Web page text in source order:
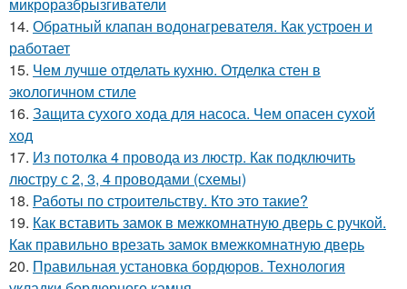
микроразбрызгиватели
14. Обратный клапан водонагревателя. Как устроен и
работает
15. Чем лучше отделать кухню. Отделка стен в
экологичном стиле
16. Защита сухого хода для насоса. Чем опасен сухой
ход
17. Из потолка 4 провода из люстр. Как подключить
люстру с 2, 3, 4 проводами (схемы)
18. Работы по строительству. Кто это такие?
19. Как вставить замок в межкомнатную дверь с ручкой.
Как правильно врезать замок вмежкомнатную дверь
20. Правильная установка бордюров. Технология